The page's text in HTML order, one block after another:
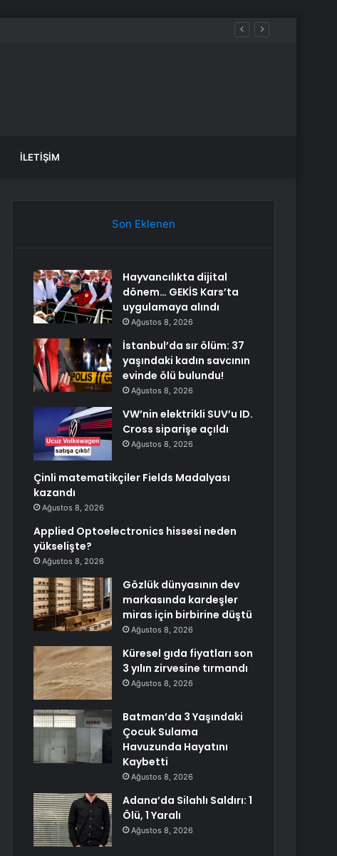
İLETIŞIM
Son Eklenen
Hayvancılıkta dijital
dönem… GEKİS Kars’ta
uygulamaya alındı
Ağustos 8, 2026
İstanbul’da sır ölüm: 37
yaşındaki kadın savcının
evinde ölü bulundu!
Ağustos 8, 2026
VW’nin elektrikli SUV’u ID.
Cross siparişe açıldı
Ağustos 8, 2026
Çinli matematikçiler Fields Madalyası
kazandı
Ağustos 8, 2026
Applied Optoelectronics hissesi neden
yükselişte?
Ağustos 8, 2026
Gözlük dünyasının dev
markasında kardeşler
miras için birbirine düştü
Ağustos 8, 2026
Küresel gıda fiyatları son
3 yılın zirvesine tırmandı
Ağustos 8, 2026
Batman’da 3 Yaşındaki
Çocuk Sulama
Havuzunda Hayatını
Kaybetti
Ağustos 8, 2026
Adana’da Silahlı Saldırı: 1
Ölü, 1 Yaralı
Ağustos 8, 2026